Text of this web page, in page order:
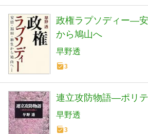
政権ラプソディー―
から鳩山へ
早野透
3
連立攻防物語―ポリ
早野透
3